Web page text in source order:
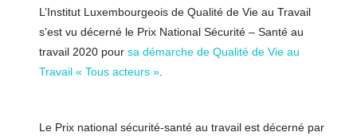
L’Institut Luxembourgeois de Qualité de Vie au Travail
s’est vu décerné le Prix National Sécurité – Santé au
travail 2020 pour sa démarche de Qualité de Vie au
Travail « Tous acteurs ».
Le Prix national sécurité-santé au travail est décerné par